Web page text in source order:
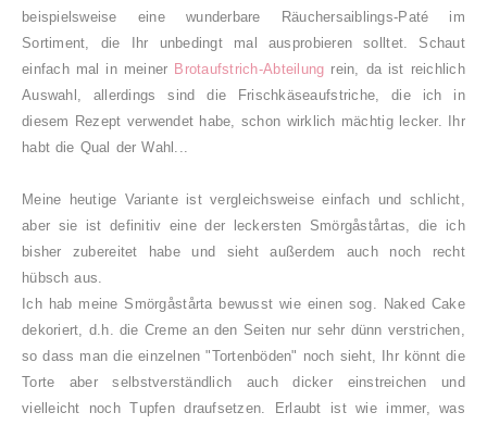
beispielsweise eine wunderbare Räuchersaiblings-Paté im
Sortiment, die Ihr unbedingt mal ausprobieren solltet. Schaut
einfach mal in meiner Brotaufstrich-Abteilung rein, da ist reichlich
Auswahl, allerdings sind die Frischkäseaufstriche, die ich in
diesem Rezept verwendet habe, schon wirklich mächtig lecker. Ihr
habt die Qual der Wahl...
Meine heutige Variante ist vergleichsweise einfach und schlicht,
aber sie ist definitiv eine der leckersten Smörgåstårtas, die ich
bisher zubereitet habe und sieht außerdem auch noch recht
hübsch aus.
Ich hab meine Smörgåstårta bewusst wie einen sog. Naked Cake
dekoriert, d.h. die Creme an den Seiten nur sehr dünn verstrichen,
so dass man die einzelnen "Tortenböden" noch sieht, Ihr könnt die
Torte aber selbstverständlich auch dicker einstreichen und
vielleicht noch Tupfen draufsetzen. Erlaubt ist wie immer, was